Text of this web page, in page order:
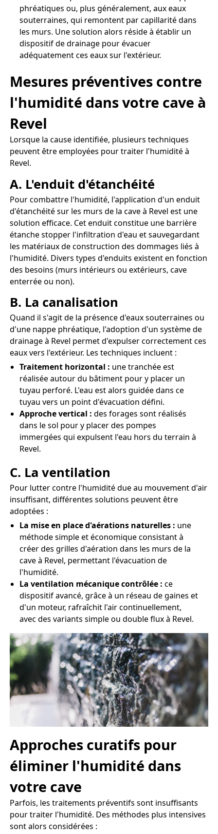
phréatiques ou, plus généralement, aux eaux
souterraines, qui remontent par capillarité dans
les murs. Une solution alors réside à établir un
dispositif de drainage pour évacuer
adéquatement ces eaux sur l'extérieur.
Mesures préventives contre
l'humidité dans votre cave à
Revel
Lorsque la cause identifiée, plusieurs techniques
peuvent être employées pour traiter l'humidité à
Revel.
A. L'enduit d'étanchéité
Pour combattre l'humidité, l'application d'un enduit
d'étanchéité sur les murs de la cave à Revel est une
solution efficace. Cet enduit constitue une barrière
étanche stopper l'infiltration d'eau et sauvegardant
les matériaux de construction des dommages liés à
l'humidité. Divers types d'enduits existent en fonction
des besoins (murs intérieurs ou extérieurs, cave
enterrée ou non).
B. La canalisation
Quand il s'agit de la présence d'eaux souterraines ou
d'une nappe phréatique, l'adoption d'un système de
drainage à Revel permet d'expulser correctement ces
eaux vers l'extérieur. Les techniques incluent :
Traitement horizontal : une tranchée est
réalisée autour du bâtiment pour y placer un
tuyau perforé. L'eau est alors guidée dans ce
tuyau vers un point d'évacuation défini.
Approche vertical : des forages sont réalisés
dans le sol pour y placer des pompes
immergées qui expulsent l'eau hors du terrain à
Revel.
C. La ventilation
Pour lutter contre l'humidité due au mouvement d'air
insuffisant, différentes solutions peuvent être
adoptées :
La mise en place d'aérations naturelles : une
méthode simple et économique consistant à
créer des grilles d'aération dans les murs de la
cave à Revel, permettant l'évacuation de
l'humidité.
La ventilation mécanique contrôlée : ce
dispositif avancé, grâce à un réseau de gaines et
d'un moteur, rafraîchit l'air continuellement,
avec des variants simple ou double flux à Revel.
Approches curatifs pour
éliminer l'humidité dans
votre cave
Parfois, les traitements préventifs sont insuffisants
pour traiter l'humidité. Des méthodes plus intensives
sont alors considérées :